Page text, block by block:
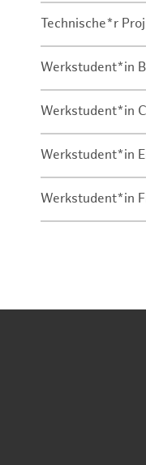
Technische*r
Werkstudent*in
Werkstudent*in
Werkstudent*in
Werkstudent*in